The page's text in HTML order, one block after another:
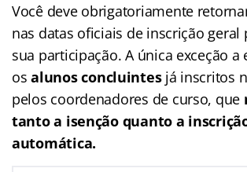
Você deve obrigatoriamente
nas datas oficiais de inscrição
sua participação. A única exceção a
osalunos concluintesjá inscritos
pelos coordenadores de curso, que
tanto a isenção quanto a
automática.